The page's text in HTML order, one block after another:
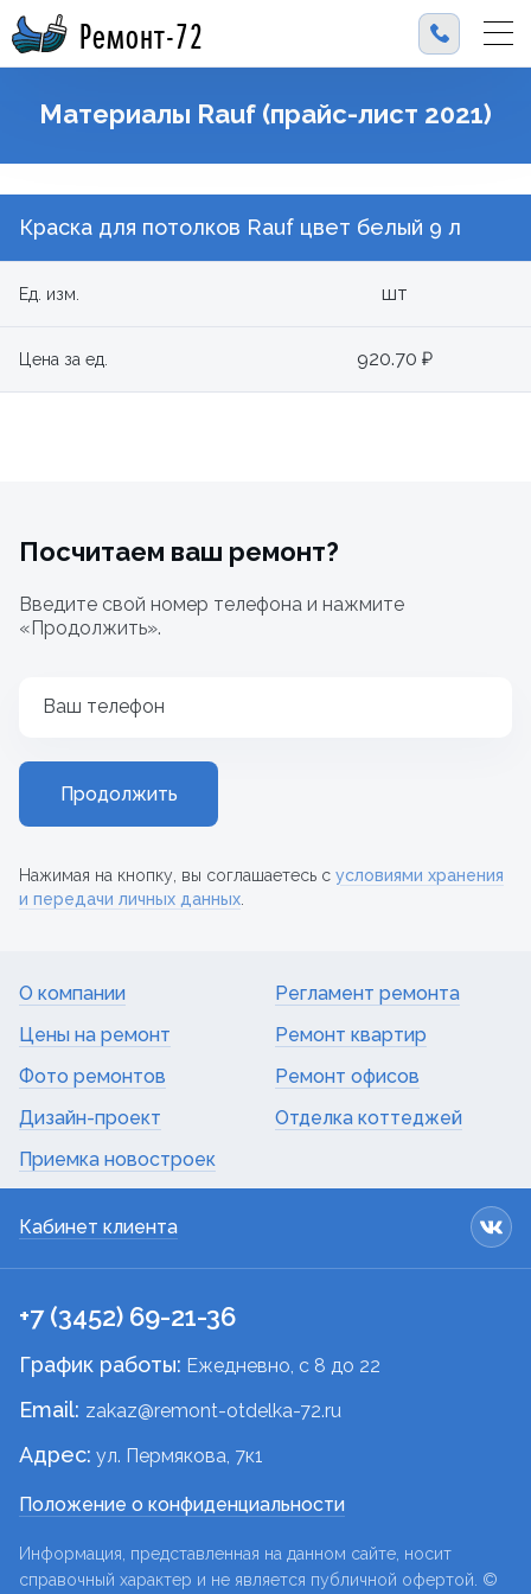
Ремонт-72
Материалы Rauf (прайс-лист 2021)
Краска для потолков Rauf цвет белый 9 л
Ед. изм. шт
Цена за ед. 920.70 ₽
Посчитаем ваш ремонт?
Введите свой номер телефона и нажмите
«Продолжить».
Ваш телефон
Продолжить
Нажимая на кнопку, вы соглашаетесь с условиями хранения
и передачи личных данных.
О компании
Цены на ремонт
Фото ремонтов
Дизайн-проект
Приемка новостроек
Регламент ремонта
Ремонт квартир
Ремонт офисов
Отделка коттеджей
Кабинет клиента
+7 (3452) 69-21-36
График работы: Ежедневно, c 8 до 22
Email: zakaz@remont-otdelka-72.ru
Адрес: ул. Пермякова, 7к1
Положение о конфиденциальности
Информация, представленная на данном сайте, носит
справочный характер и не является публичной офертой. ©